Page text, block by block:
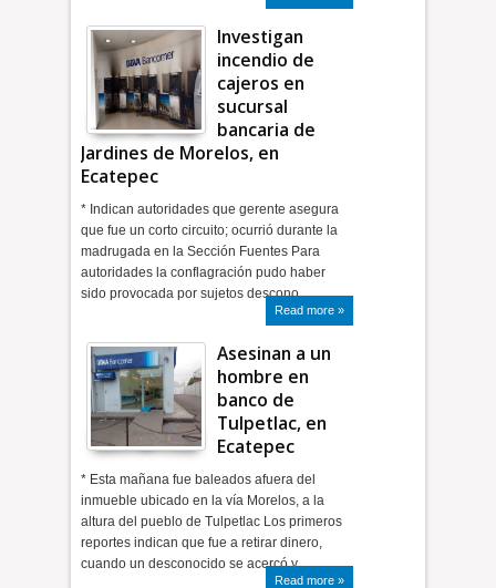
Investigan
incendio de
cajeros en
sucursal
bancaria de
Jardines de Morelos, en
Ecatepec
* Indican autoridades que gerente asegura
que fue un corto circuito; ocurrió durante la
madrugada en la Sección Fuentes Para
autoridades la conflagración pudo haber
sido provocada por sujetos descono…
Read more »
Asesinan a un
hombre en
banco de
Tulpetlac, en
Ecatepec
* Esta mañana fue baleados afuera del
inmueble ubicado en la vía Morelos, a la
altura del pueblo de Tulpetlac Los primeros
reportes indican que fue a retirar dinero,
cuando un desconocido se acercó y…
Read more »